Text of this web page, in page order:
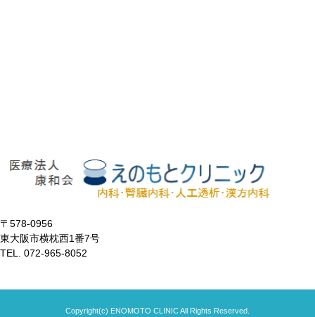
〒578-0956
東大阪市横枕西1番7号
TEL. 072-965-8052
Copyright(c) ENOMOTO CLINIC All Rights Reserved.